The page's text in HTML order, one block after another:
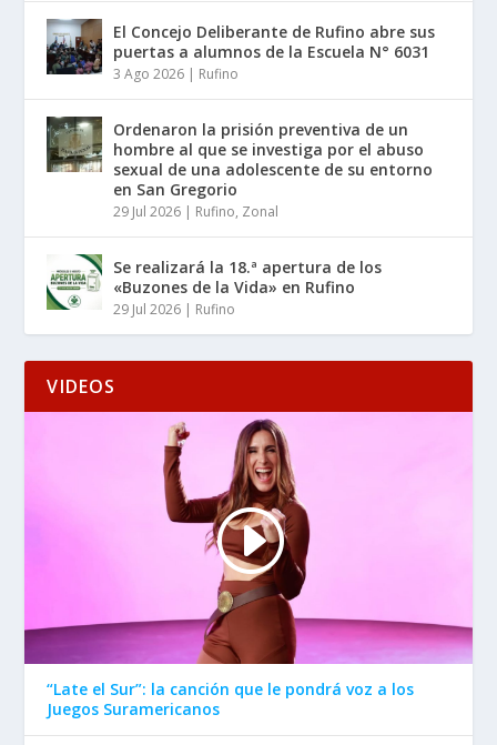
El Concejo Deliberante de Rufino abre sus
puertas a alumnos de la Escuela N° 6031
3 Ago 2026 Rufino
Ordenaron la prisión preventiva de un
hombre al que se investiga por el abuso
sexual de una adolescente de su entorno
en San Gregorio
29 Jul 2026 Rufino, Zonal
Se realizará la 18.ª apertura de los
«Buzones de la Vida» en Rufino
29 Jul 2026 Rufino
VIDEOS
“Late el Sur”: la canción que le pondrá voz a los
Juegos Suramericanos